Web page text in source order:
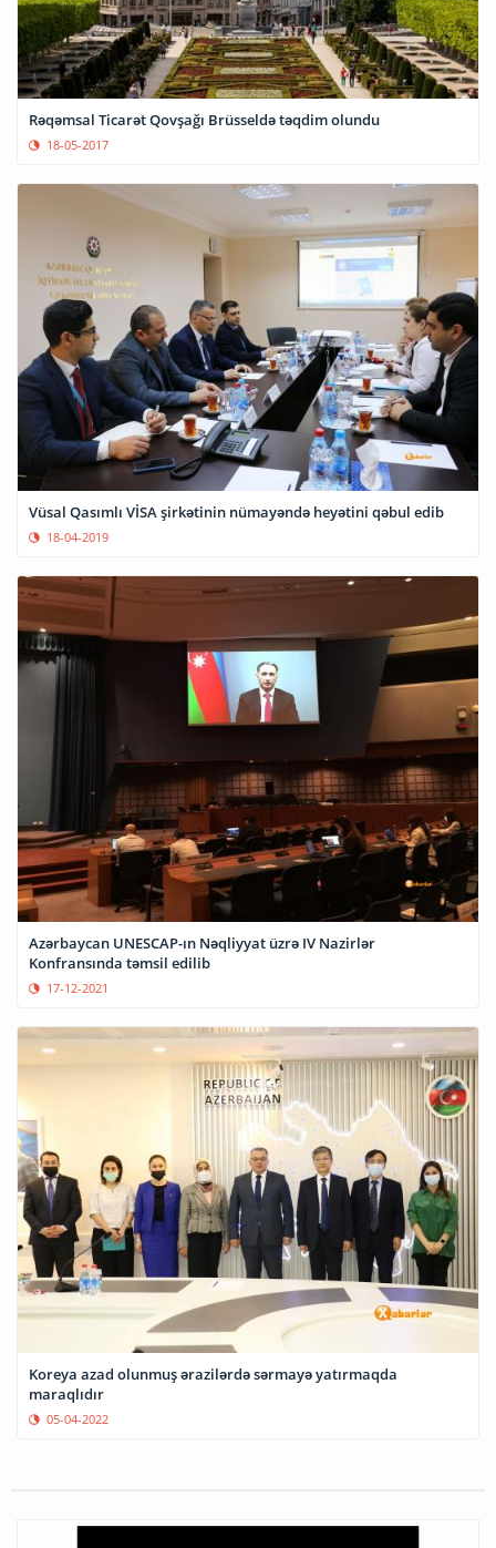
Rəqəmsal Ticarət Qovşağı Brüsseldə təqdim olundu
18-05-2017
Vüsal Qasımlı VİSA şirkətinin nümayəndə heyətini qəbul edib
18-04-2019
Azərbaycan UNESCAP-ın Nəqliyyat üzrə IV Nazirlər
Konfransında təmsil edilib
17-12-2021
Koreya azad olunmuş ərazilərdə sərmayə yatırmaqda
maraqlıdır
05-04-2022